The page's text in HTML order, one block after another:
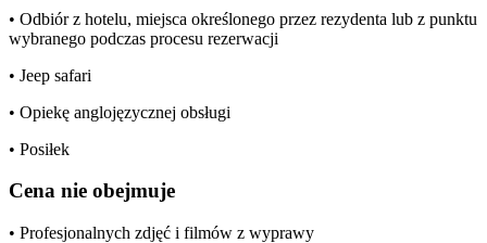
• Odbiór z hotelu, miejsca określonego przez rezydenta lub z punktu
wybranego podczas procesu rezerwacji
• Jeep safari
• Opiekę anglojęzycznej obsługi
• Posiłek
Cena nie obejmuje
• Profesjonalnych zdjęć i filmów z wyprawy